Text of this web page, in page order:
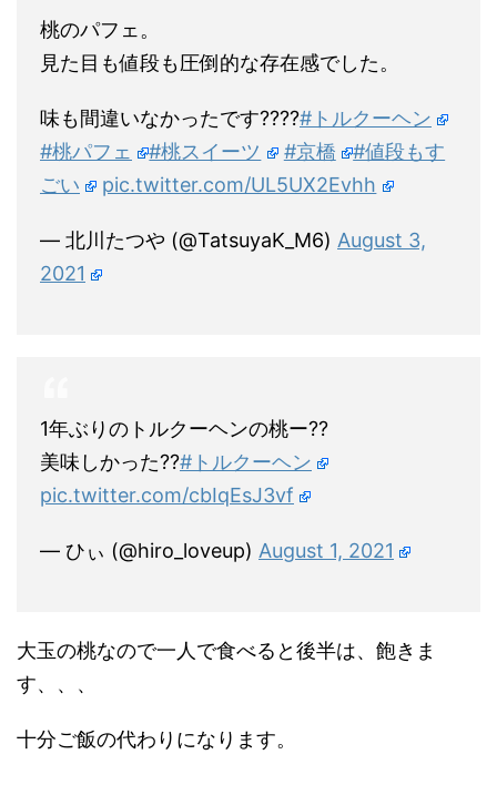
桃のパフェ。
見た目も値段も圧倒的な存在感でした。
味も間違いなかったです????#トルクーヘン
#桃パフェ
#桃スイーツ #京橋
#値段もす
ごい
pic.twitter.com/UL5UX2Evhh
— 北川たつや (@TatsuyaK_M6) August 3,
2021
1年ぶりのトルクーヘンの桃ー??
美味しかった??#トルクーヘン
pic.twitter.com/cbIqEsJ3vf
— ひぃ (@hiro_loveup) August 1, 2021
大玉の桃なので一人で食べると後半は、飽きま
す、、、
十分ご飯の代わりになります。